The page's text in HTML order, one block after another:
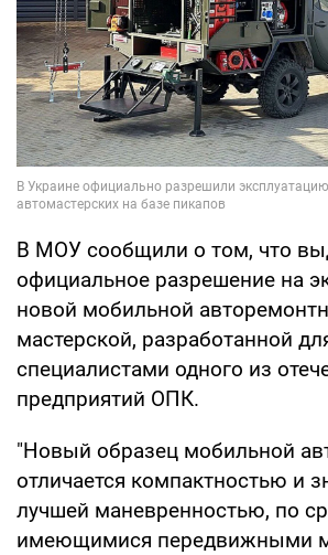
В МОУ сообщили о том, что
официальное разрешение на
новой мобильной
мастерской, разработанной
специалистами одного из
предприятий ОПК.
"Новый образец мобильной
отличается компактностью и
лучшей маневренностью, по
имеющимися передвижными